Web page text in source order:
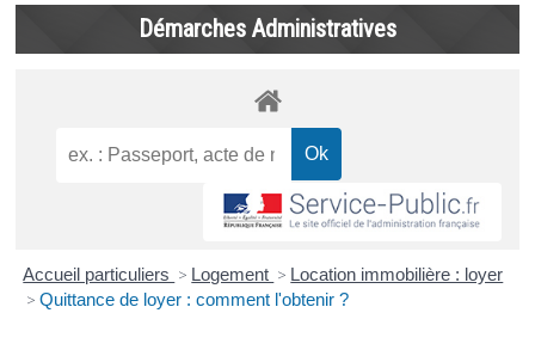
Démarches Administratives
Accueil particuliers > Logement > Location immobilière : loyer
> Quittance de loyer : comment l'obtenir ?